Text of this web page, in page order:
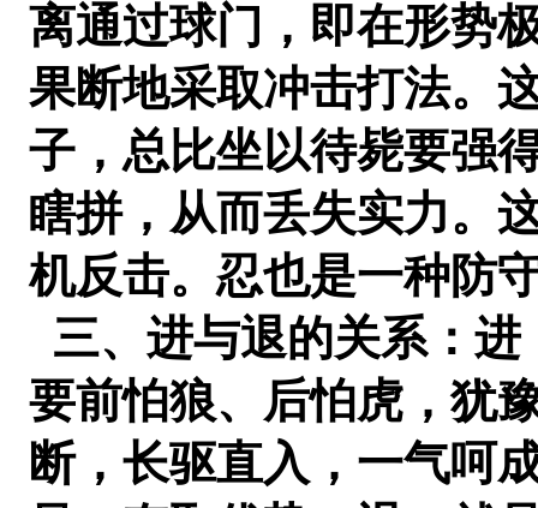
离通过球门，即在形势
果断地采取冲击打法。
子，总比坐以待毙要强
瞎拼，从而丢失实力。
机反击。忍也是一种防
三、进与退的关系：
要前怕狼、后怕虎，犹
断，长驱直入，一气呵